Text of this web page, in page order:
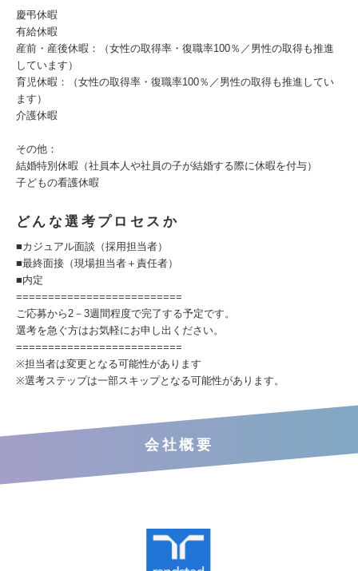
慶弔休暇
有給休暇
産前・産後休暇：（女性の取得率・復職率100％／男性の取得も推進
しています）
育児休暇：（女性の取得率・復職率100％／男性の取得も推進してい
ます）
介護休暇
その他：
結婚特別休暇（社員本人や社員の子が結婚する際に休暇を付与）
子どもの看護休暇
どんな選考プロセスか
■カジュアル面談（採用担当者）
■最終面接（現場担当者＋責任者）
■内定
==========================
ご応募から2－3週間程度で完了する予定です。
選考を急ぐ方はお気軽にお申し出ください。
==========================
※担当者は変更となる可能性があります
※選考ステップは一部スキップとなる可能性があります。
会社概要